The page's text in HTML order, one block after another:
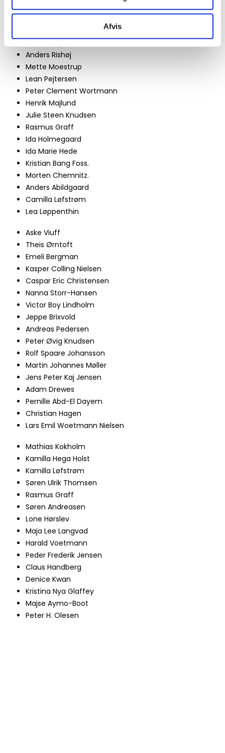
Afvis
Pernille Abd-el Dayem
Anders Rishøj
Mette Moestrup
Lean Pejtersen
Peter Clement Wortmann
Henrik Majlund
Julie Steen Knudsen
Rasmus Graff
Ida Holmegaard
Ida Marie Hede
Kristian Bang Foss.
Morten Chemnitz.
Anders Abildgaard
Camilla Løfstrøm
Lea Løppenthin
Aske Viuff
Theis Ørntoft
Emeli Bergman
Kasper Colling Nielsen
Caspar Eric Christensen​​
Nanna Storr-Hansen
Victor Boy Lindholm
Jeppe Brixvold
Andreas Pedersen
Peter Øvig Knudsen
Rolf Spaare Johansson
Martin Johannes Møller
Jens Peter Kaj Jensen
​Adam Drewes
Pernille Abd-El Dayem
Christian Hagen
Lars Emil Woetmann Nielsen
Mathias Kokholm
Kamilla Hega Holst
Kamilla Løfstrøm
Søren Ulrik Thomsen​
Rasmus Graff
​Søren Andreasen
Lone Hørslev
Maja Lee Langvad
Harald Voetmann
Peder Frederik Jensen
Claus Handberg
Denice Kwan
Kristina Nya Glaffey​
Majse Aymo-Boot
Peter H. Olesen